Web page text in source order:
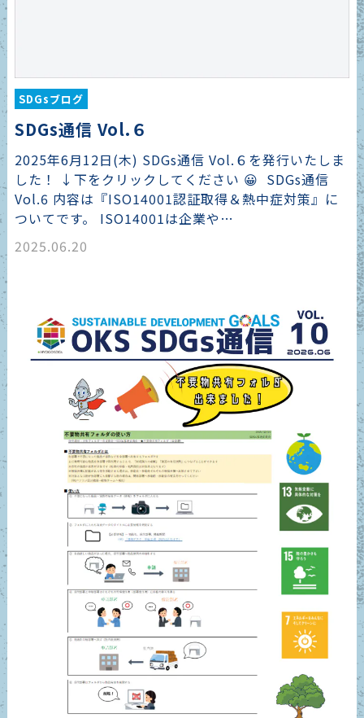
SDGsブログ
SDGs通信 Vol.６
2025年6月12日(木) SDGs通信 Vol.６を発行いたしま
した！ ↓下をクリックしてください 😀 SDGs通信
Vol.6 内容は『ISO14001認証取得＆熱中症対策』に
ついてです。 ISO14001は企業や…
2025.06.20